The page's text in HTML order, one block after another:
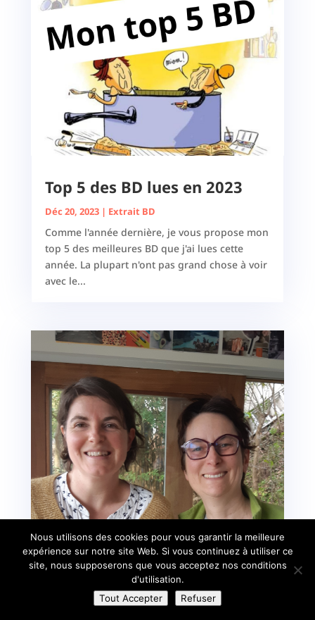
Top 5 des BD lues en 2023
Déc 20, 2023| Extrait BD
Comme l'année dernière, je vous propose mon
top 5 des meilleures BD que j'ai lues cette
année. La plupart n'ont pas grand chose à voir
avec le...
Nous utilisons des cookies pour vous garantir la meilleure
expérience sur notre site Web. Si vous continuez à utiliser ce
site, nous supposerons que vous acceptez nos conditions
d'utilisation.
Tout Accepter
Refuser